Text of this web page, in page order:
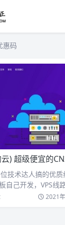
惠码
CN2 GIA线路VPS 512MB内存低
技术达人搞的优质
自己开发，VPS线
2021